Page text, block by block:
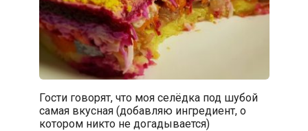
Гости говорят, что моя селёдка под шубой
самая вкусная (добавляю ингредиент, о
котором никто не догадывается)